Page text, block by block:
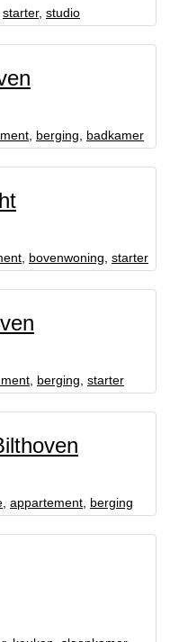
starter, studio
berging badkamer
bovenwoning starter
berging starter
appartement berging